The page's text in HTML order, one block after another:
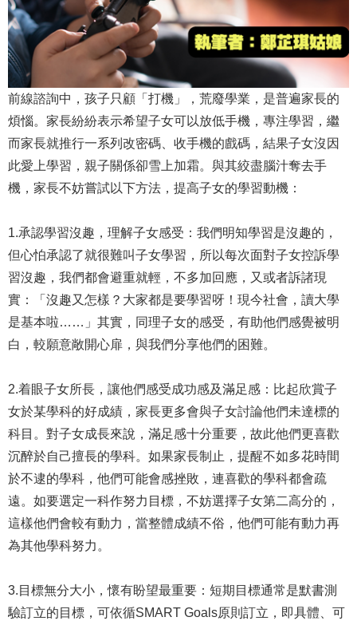
前線諮詢中，孩子只顧「打機」，荒廢學業，是普遍家長的
煩惱。家長紛紛表示希望子女可以放低手機，專注學習，繼
而家長就推行一系列改密碼、收手機的戲碼，結果子女沒因
此愛上學習，親子關係卻雪上加霜。與其絞盡腦汁奪去手
機，家長不妨嘗試以下方法，提高子女的學習動機：
1.承認學習沒趣，理解子女感受：我們明知學習是沒趣的，
但心怕承認了就很難叫子女學習，所以每次面對子女控訴學
習沒趣，我們都會避重就輕，不多加回應，又或者訴諸現
實：「沒趣又怎樣？大家都是要學習呀！現今社會，讀大學
是基本啦……」其實，同理子女的感受，有助他們感覺被明
白，較願意敞開心扉，與我們分享他們的困難。
2.着眼子女所長，讓他們感受成功感及滿足感：比起欣賞子
女於某學科的好成績，家長更多會與子女討論他們未達標的
科目。對子女成長來說，滿足感十分重要，故此他們更喜歡
沉醉於自己擅長的學科。如果家長制止，提醒不如多花時間
於不逮的學科，他們可能會感挫敗，連喜歡的學科都會疏
遠。如要選定一科作努力目標，不妨選擇子女第二高分的，
這樣他們會較有動力，當整體成績不俗，他們可能有動力再
為其他學科努力。
3.目標無分大小，懷有盼望最重要：短期目標通常是默書測
驗訂立的目標，可依循SMART Goals原則訂立，即具體、可